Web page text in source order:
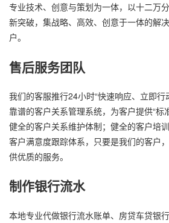
专业技术、创意与策划为一体，以十二万
新突破，集战略、高效、创意于一体的解
户。
售后服务团队
我们的客服推行24小时“快速响应、立即
靠谱的客户关系管理系统，为客户提供“标
健全的客户关系维护体制；健全的客户培
客户满意度跟踪体系，只要是我们的客户
供优质的服务。
制作银行流水
本地专业代做银行流水账单、房贷车贷银